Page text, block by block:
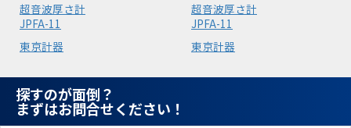
超音波厚さ計
JPFA-11
東京計器
超音波厚さ計
JPFA-11
東京計器
探すのが面倒？
まずはお問合せください！